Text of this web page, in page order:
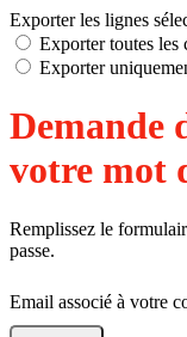
Exporter les lignes
Exporter toutes les
Exporter
Demande
votre mot
Remplissez le
passe.
Email associé à votre